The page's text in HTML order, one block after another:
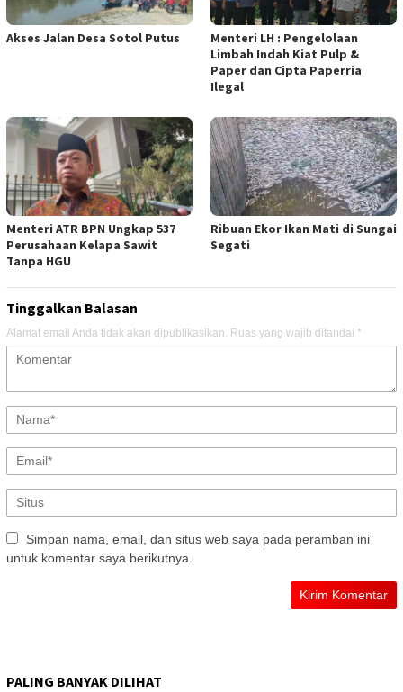
Akses Jalan Desa Sotol Putus
Menteri LH : Pengelolaan
Limbah Indah Kiat Pulp &
Paper dan Cipta Paperria
Ilegal
Menteri ATR BPN Ungkap 537
Perusahaan Kelapa Sawit
Tanpa HGU
Ribuan Ekor Ikan Mati di Sungai
Segati
Tinggalkan Balasan
Alamat email Anda tidak akan dipublikasikan. Ruas yang wajib ditandai *
Simpan nama, email, dan situs web saya pada peramban ini
untuk komentar saya berikutnya.
PALING BANYAK DILIHAT